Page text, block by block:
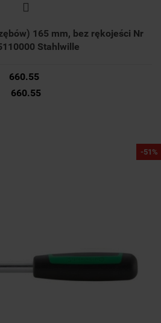
165 mm, bez rękojeści Nr
Stahlwille
660.55
660.55
-51%